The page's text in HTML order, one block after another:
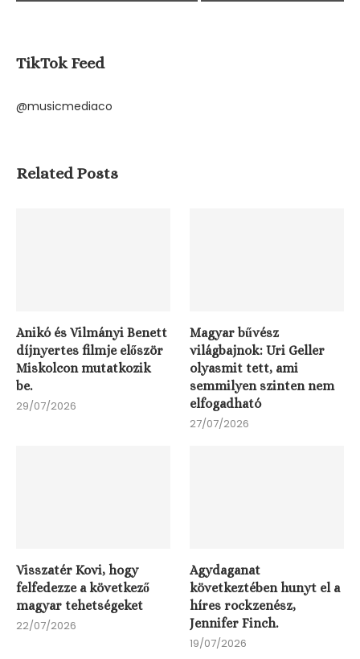
TikTok Feed
@musicmediaco
Related Posts
Anikó és Vilmányi Benett
díjnyertes filmje először
Miskolcon mutatkozik
be.
29/07/2026
Magyar bűvész
világbajnok: Uri Geller
olyasmit tett, ami
semmilyen szinten nem
elfogadható
27/07/2026
Visszatér Kovi, hogy
felfedezze a következő
magyar tehetségeket
22/07/2026
Agydaganat
következtében hunyt el a
híres rockzenész,
Jennifer Finch.
19/07/2026